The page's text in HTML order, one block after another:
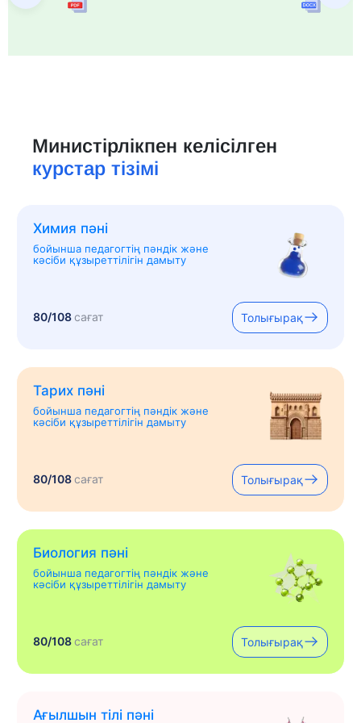
Министірлікпен келісілген
курстар тізімі
Химия пәні
бойынша педагогтің пәндік және
кәсіби құзыреттілігін дамыту
80/108сағат Толығырақ
Тарих пәні
бойынша педагогтің пәндік және
кәсіби құзыреттілігін дамыту
80/108сағат Толығырақ
Биология пәні
бойынша педагогтің пәндік және
кәсіби құзыреттілігін дамыту
80/108сағат Толығырақ
Ағылшын тілі пәні